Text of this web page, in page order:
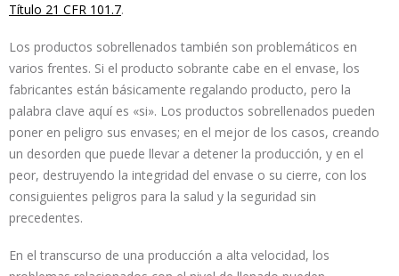
Título 21 CFR 101.7.
Los productos sobrellenados también son problemáticos en
varios frentes. Si el producto sobrante cabe en el envase, los
fabricantes están básicamente regalando producto, pero la
palabra clave aquí es «si». Los productos sobrellenados pueden
poner en peligro sus envases; en el mejor de los casos, creando
un desorden que puede llevar a detener la producción, y en el
peor, destruyendo la integridad del envase o su cierre, con los
consiguientes peligros para la salud y la seguridad sin
precedentes.
En el transcurso de una producción a alta velocidad, los